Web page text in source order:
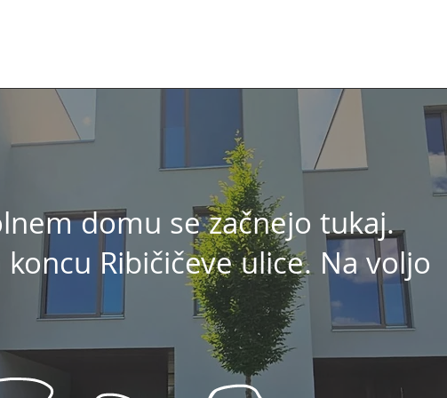
domu se začnejo tukaj.
Ribičičeve ulice. Na voljo